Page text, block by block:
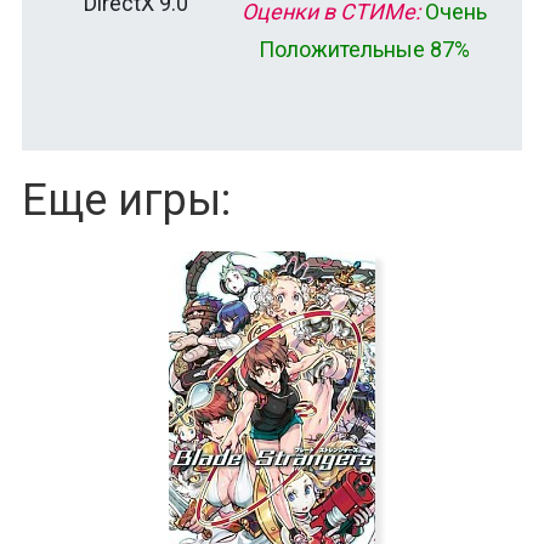
Оценки в СТИМе: Очень
Положительные 87%
Еще игры: